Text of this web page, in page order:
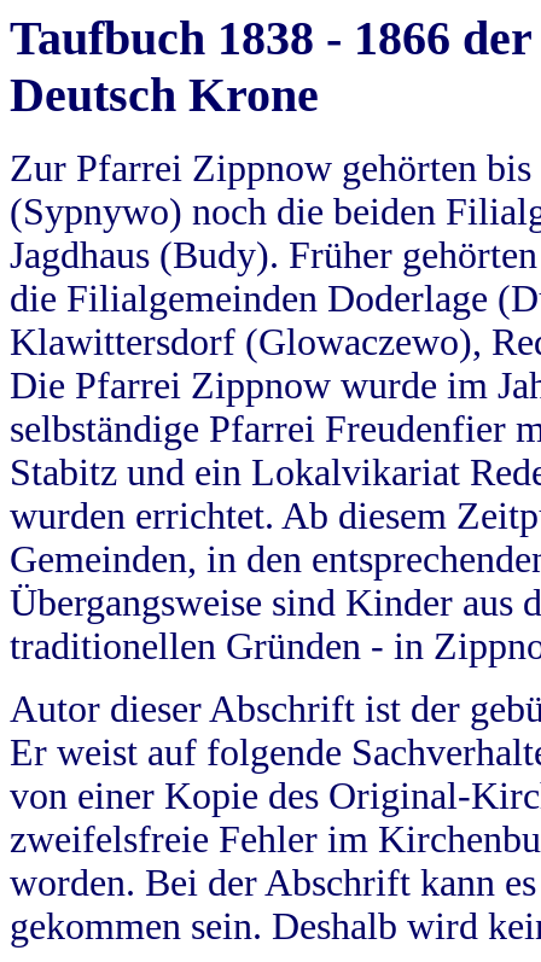
Taufbuch 1838 - 1866
Deutsch Krone
Zur Pfarrei Zippnow gehörten
(Sypnywo) noch die beiden
Jagdhaus (Budy). Früher
die Filialgemeinden Doderlage
Klawittersdorf (Glowaczewo),
Die Pfarrei Zippnow wurde im
selbständige Pfarrei Freudenfier
Stabitz und ein Lokalvikariat
wurden errichtet. Ab diesem
Gemeinden, in den
Übergangsweise sind Kinder aus
traditionellen Gründen - in
Autor dieser Abschrift ist der
Er weist auf folgende
von einer Kopie des Original-
zweifelsfreie Fehler im
worden. Bei der Abschrift kann
gekommen sein. Deshalb wird